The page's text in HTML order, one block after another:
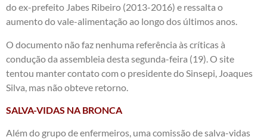
do ex-prefeito Jabes Ribeiro (2013-2016) e ressalta o
aumento do vale-alimentação ao longo dos últimos anos.
O documento não faz nenhuma referência às críticas à
condução da assembleia desta segunda-feira (19). O site
tentou manter contato com o presidente do Sinsepi, Joaques
Silva, mas não obteve retorno.
SALVA-VIDAS NA BRONCA
Além do grupo de enfermeiros, uma comissão de salva-vidas